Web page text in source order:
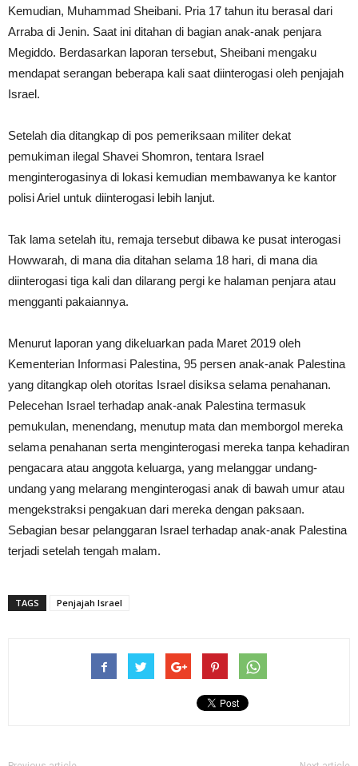
Kemudian, Muhammad Sheibani. Pria 17 tahun itu berasal dari
Arraba di Jenin. Saat ini ditahan di bagian anak-anak penjara
Megiddo. Berdasarkan laporan tersebut, Sheibani mengaku
mendapat serangan beberapa kali saat diinterogasi oleh penjajah
Israel.
Setelah dia ditangkap di pos pemeriksaan militer dekat
pemukiman ilegal Shavei Shomron, tentara Israel
menginterogasinya di lokasi kemudian membawanya ke kantor
polisi Ariel untuk diinterogasi lebih lanjut.
Tak lama setelah itu, remaja tersebut dibawa ke pusat interogasi
Howwarah, di mana dia ditahan selama 18 hari, di mana dia
diinterogasi tiga kali dan dilarang pergi ke halaman penjara atau
mengganti pakaiannya.
Menurut laporan yang dikeluarkan pada Maret 2019 oleh
Kementerian Informasi Palestina, 95 persen anak-anak Palestina
yang ditangkap oleh otoritas Israel disiksa selama penahanan.
Pelecehan Israel terhadap anak-anak Palestina termasuk
pemukulan, menendang, menutup mata dan memborgol mereka
selama penahanan serta menginterogasi mereka tanpa kehadiran
pengacara atau anggota keluarga, yang melanggar undang-
undang yang melarang menginterogasi anak di bawah umur atau
mengekstraksi pengakuan dari mereka dengan paksaan.
Sebagian besar pelanggaran Israel terhadap anak-anak Palestina
terjadi setelah tengah malam.
TAGS Penjajah Israel